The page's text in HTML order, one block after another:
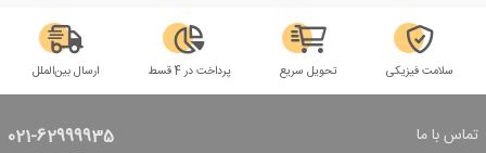
سلامت فیزیکی تحویل سریع پرداخت در 4 قسط ارسال بین‌الملل
تماس با ما 021-62999935